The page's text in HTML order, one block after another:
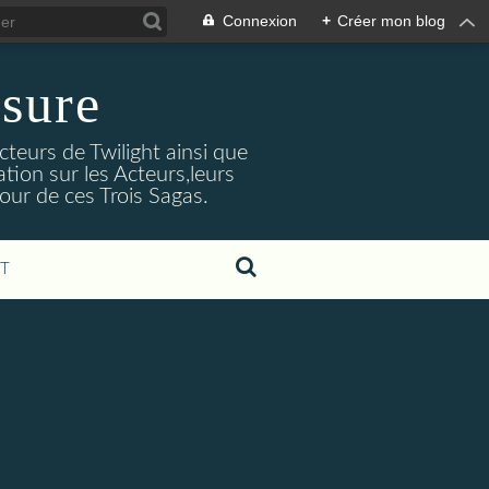
Connexion + Créer mon blog
de Twilight ainsi que
sur les Acteurs,leurs
de ces Trois Sagas.